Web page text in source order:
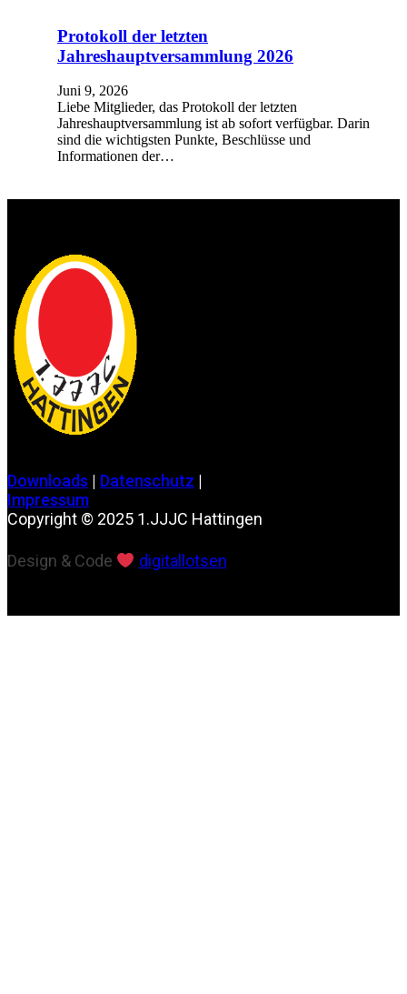
Protokoll der letzten
Jahreshauptversammlung 2026
Juni 9, 2026
Liebe Mitglieder, das Protokoll der letzten
Jahreshauptversammlung ist ab sofort verfügbar. Darin
sind die wichtigsten Punkte, Beschlüsse und
Informationen der…
Downloads | Datenschutz |
Impressum
Copyright © 2025 1.JJJC Hattingen
Design & Code digitallotsen